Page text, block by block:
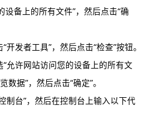
设备上的所有文件”，然后点击“确
发者工具”，然后点击“检查”按钮。
允许网站访问您的设备上的所有文
数据”，然后点击“确定”。
制台”，然后在控制台上输入以下代